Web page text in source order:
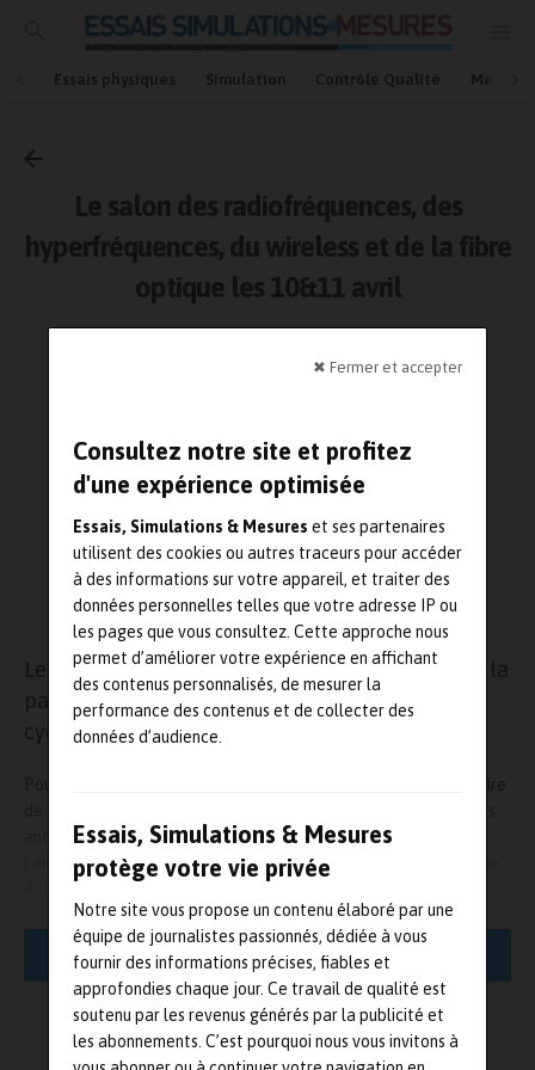
✖ Fermer et accepter
Consultez notre site et profitez
d'une expérience optimisée
Essais, Simulations & Mesures et ses partenaires
utilisent des cookies ou autres traceurs pour accéder
à des informations sur votre appareil, et traiter des
données personnelles telles que votre adresse IP ou
les pages que vous consultez. Cette approche nous
permet d’améliorer votre expérience en affichant
des contenus personnalisés, de mesurer la
performance des contenus et de collecter des
données d’audience.
Essais, Simulations & Mesures
protège votre vie privée
Notre site vous propose un contenu élaboré par une
équipe de journalistes passionnés, dédiée à vous
fournir des informations précises, fiables et
approfondies chaque jour. Ce travail de qualité est
soutenu par les revenus générés par la publicité et
les abonnements. C’est pourquoi nous vous invitons à
Essais physiques Simulation Contrôle Qualité Mesures
Accueil
Mesures et essais
Le salon des radiofréquences, des
hyperfréquences, du wireless et de la fibre
optique les 10&11 avril
Lecture : 3 minutes
Les 10 & 11 avril 2013Microwave & RF 2013
, fait la
part belle aux antennes avec pas moins de 2
cycles spécifiques de conférences !
antennes : élémentaires, actives, en réseau ou à large bande,
l’antenne est l’élément de base de tout système radioélectrique.
multiformes, allant du minuscule au géant, avec des portées
extrêmement puissantes.
L’objectif de ces conférences est de faire le point sur les
dernières avancées technologiques en la matière.
LIRE LA SUITE
L'AUTEUR